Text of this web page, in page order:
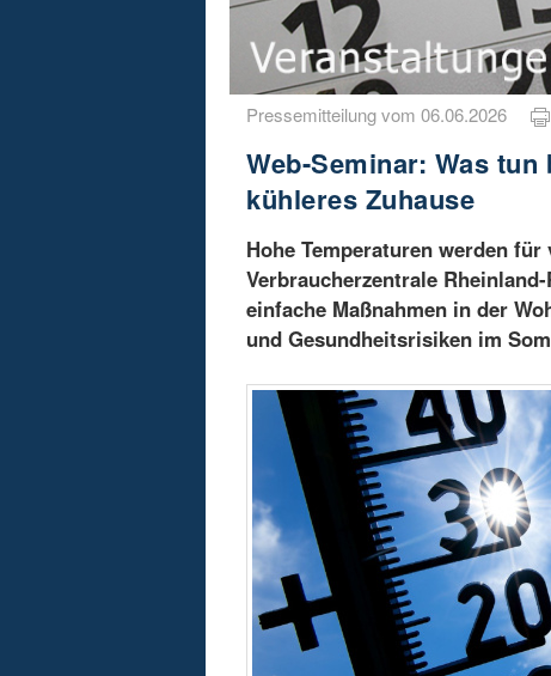
Pressemitteilung vom 06.06.2026
Web-Seminar: Was
kühleres Zuhause
Hohe Temperaturen werden
Verbraucherzentrale
einfache Maßnahmen in der
und Gesundheitsrisiken im